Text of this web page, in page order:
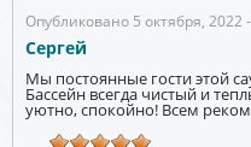
Опубликовано 5 октября, 2022
Сергей
Мы постоянные гости этой
Бассейн всегда чистый и
уютно, спокойно! Всем